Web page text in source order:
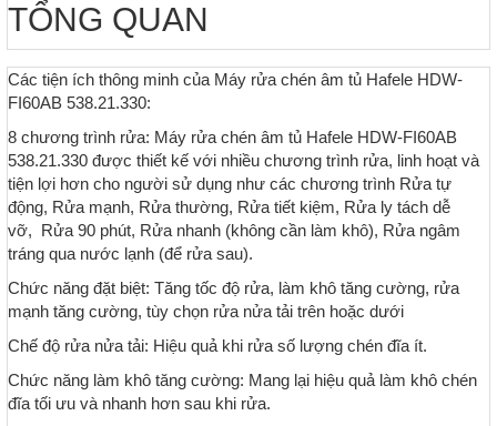
TỔNG QUAN
Các tiện ích thông minh của Máy rửa chén âm tủ Hafele HDW-
FI60AB 538.21.330:
8 chương trình rửa: Máy rửa chén âm tủ Hafele HDW-FI60AB
538.21.330 được thiết kế với nhiều chương trình rửa, linh hoạt và
tiện lợi hơn cho người sử dụng như các chương trình Rửa tự
động, Rửa mạnh, Rửa thường, Rửa tiết kiệm, Rửa ly tách dễ
vỡ, Rửa 90 phút, Rửa nhanh (không cần làm khô), Rửa ngâm
tráng qua nước lạnh (để rửa sau).
Chức năng đặt biệt: Tăng tốc độ rửa, làm khô tăng cường, rửa
mạnh tăng cường, tùy chọn rửa nửa tải trên hoặc dưới
Chế độ rửa nửa tải: Hiệu quả khi rửa số lượng chén đĩa ít.
Chức năng làm khô tăng cường: Mang lại hiệu quả làm khô chén
đĩa tối ưu và nhanh hơn sau khi rửa.